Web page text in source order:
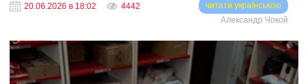
20.06.2026 в 18:02 4442
читати українською
Александр Чокой